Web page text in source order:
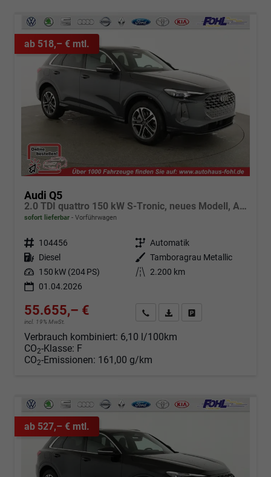
ab 518,– € mtl.
Audi Q5
2.0 TDI quattro 150 kW S-Tronic, neues Modell, AHK, Navi, Leder, Kamera, 19-Zoll
sofort lieferbar Vorführwagen
Fahrzeugnr. 104456 Getriebe Automatik
Kraftstoff Diesel Außenfarbe Tamboragrau Metallic
Leistung 150 kW (204 PS) Kilometerstand 2.200 km
01.04.2026
55.655,– €
incl. 19% MwSt.
Angebot anfordern
Fahrzeugexpose (PDF)
Verbrauch kombiniert: 6,10 l/100km
CO2-Klasse: F
CO2-Emissionen: 161,00 g/km
ab 527,– € mtl.